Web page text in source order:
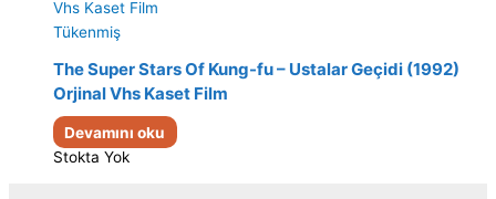
Tükenmiş
The Super Stars Of Kung-fu – Ustalar Geçidi (1992)
Orjinal Vhs Kaset Film
Devamını oku
Stokta Yok